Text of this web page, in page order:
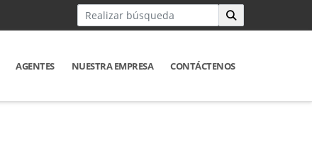
AGENTES NUESTRA EMPRESA CONTÁCTENOS